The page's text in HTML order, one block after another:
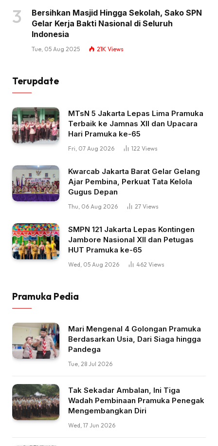
Bersihkan Masjid Hingga Sekolah, Sako SPN
Gelar Kerja Bakti Nasional di Seluruh
Indonesia
Tue, 05 Aug 2025 21K Views
Terupdate
MTsN 5 Jakarta Lepas Lima Pramuka
Terbaik ke Jamnas XII dan Upacara
Hari Pramuka ke-65
Fri, 07 Aug 2026 122 Views
Kwarcab Jakarta Barat Gelar Gelang
Ajar Pembina, Perkuat Tata Kelola
Gugus Depan
Thu, 06 Aug 2026 27 Views
SMPN 121 Jakarta Lepas Kontingen
Jambore Nasional XII dan Petugas
HUT Pramuka ke-65
Wed, 05 Aug 2026 462 Views
Pramuka Pedia
Mari Mengenal 4 Golongan Pramuka
Berdasarkan Usia, Dari Siaga hingga
Pandega
Tue, 28 Jul 2026
Tak Sekadar Ambalan, Ini Tiga
Wadah Pembinaan Pramuka Penegak
Mengembangkan Diri
Wed, 17 Jun 2026